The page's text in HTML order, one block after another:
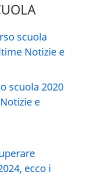
scuola 2020
e